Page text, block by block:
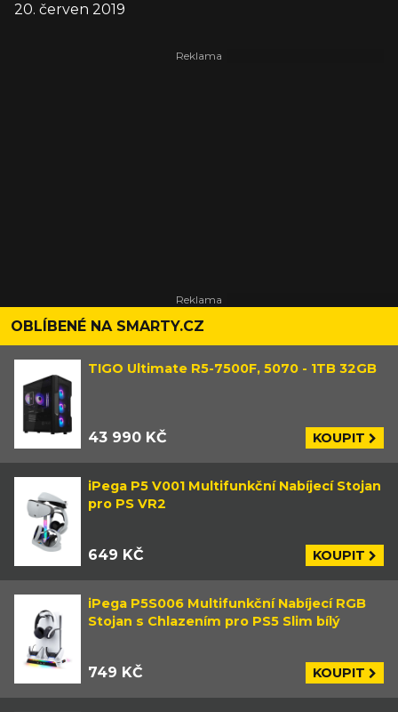
20. červen 2019
OBLÍBENÉ NA SMARTY.CZ
TIGO Ultimate R5-7500F, 5070 - 1TB 32GB
43 990 KČ KOUPIT
iPega P5 V001 Multifunkční Nabíjecí Stojan
pro PS VR2
649 KČ KOUPIT
iPega P5S006 Multifunkční Nabíjecí RGB
Stojan s Chlazením pro PS5 Slim bílý
749 KČ KOUPIT